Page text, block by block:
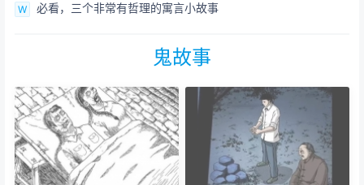
必看，三个非常有哲理的寓言小故事
鬼故事